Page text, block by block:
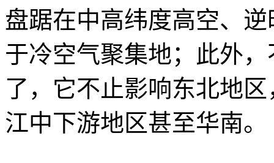
盘踞在中高纬度高空、
于冷空气聚集地；此外
了，它不止影响东北地
江中下游地区甚至华南。